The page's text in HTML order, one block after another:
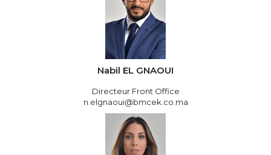
Nabil EL GNAOUI
Directeur Front Office
n.elgnaoui@bmcek.co.ma